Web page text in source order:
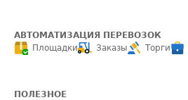
АВТОМАТИЗАЦИЯ ПЕРЕВОЗОК
Площадки
Заказы Торги
ПОЛЕЗНОЕ